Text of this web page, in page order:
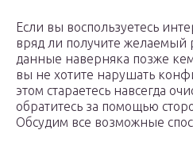
Если вы воспользуетесь
вряд ли получите желаемый
данные наверняка позже
вы не хотите нарушать
этом стараетесь навсегда
обратитесь за помощью
Обсудим все возможные